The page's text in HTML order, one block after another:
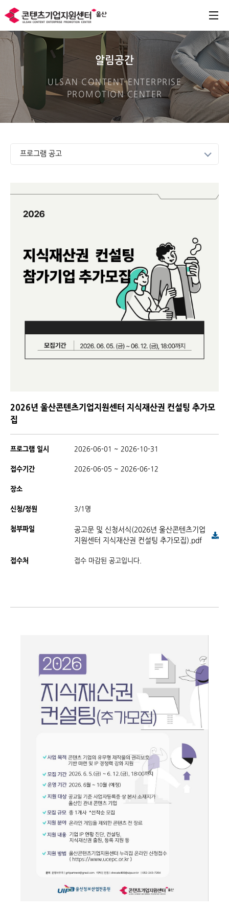
알림공간
ULSAN CONTENT ENTERPRISE
PROMOTION CENTER
프로그램 공고
2026년 울산콘텐츠기업지원센터 지식재산권 컨설팅 추가모
집
프로그램 일시 2026-06-01 ~ 2026-10-31
접수기간 2026-06-05 ~ 2026-06-12
장소
신청/정원 3/1명
첨부파일
공고문 및 신청서식(2026년 울산콘텐츠기업
지원센터 지식재산권 컨설팅 추가모집).pdf
접수처 접수 마감된 공고입니다.